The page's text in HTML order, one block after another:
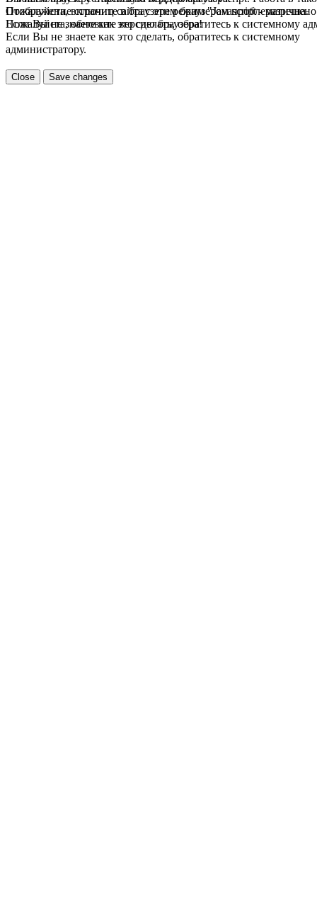
Пожалуйста, включите в браузере режим "Javascript -
Если Вы не знаете как это сделать, обратитесь к системному
Отображение страниц сайта с этим браузером проблематична.
Пожалуйста, обновите версию браузера!
Если Вы не знаете как это сделать, обратитесь к системному
администратору.
Close Save changes